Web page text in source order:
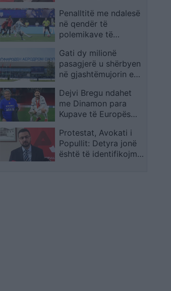
bllokohet
Penalltitë me ndalesë
në qendër të
polemikave të
lejohen ende?
Gati dy milionë
pasagjerë u shërbyen
në gjashtëmujorin e
Maqedonisë
Dejvi Bregu ndahet
me Dinamon para
Kupave të Europës
mesazh “bluve” të
kryeqytetit
Protestat, Avokati i
Popullit: Detyra jonë
është të identifikojmë